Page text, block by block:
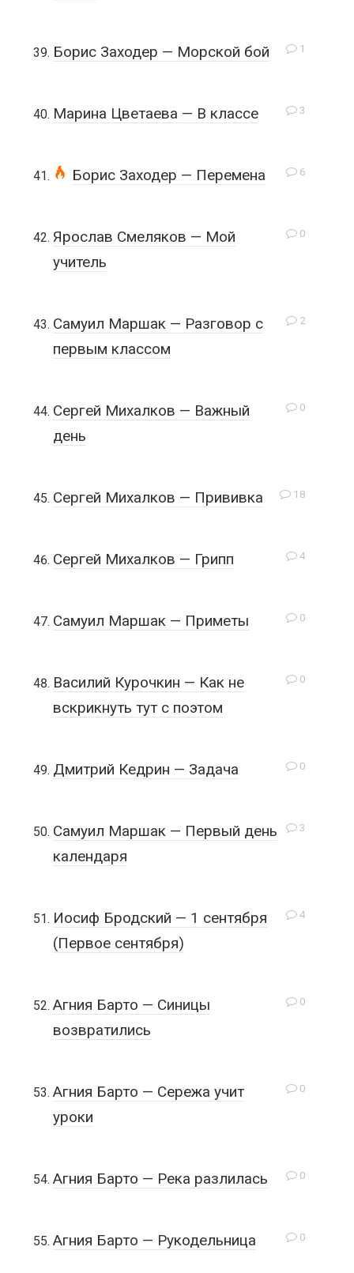
1
Борис Заходер — Морской бой
3
Марина Цветаева — В классе
6
Борис Заходер — Перемена
0
Ярослав Смеляков — Мой
учитель
2
Самуил Маршак — Разговор с
первым классом
0
Сергей Михалков — Важный
день
18
Сергей Михалков — Прививка
4
Сергей Михалков — Грипп
0
Самуил Маршак — Приметы
0
Василий Курочкин — Как не
вскрикнуть тут с поэтом
0
Дмитрий Кедрин — Задача
3
Самуил Маршак — Первый день
календаря
4
Иосиф Бродский — 1 сентября
(Первое сентября)
0
Агния Барто — Синицы
возвратились
0
Агния Барто — Сережа учит
уроки
0
Агния Барто — Река разлилась
0
Агния Барто — Рукодельница